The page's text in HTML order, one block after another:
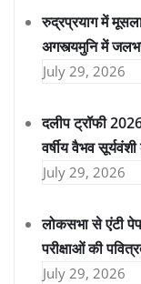
रुद्रप्रयाग में
अगस्त्यमुनि में
July 29, 2026
दलीप ट्रॉफी
वर्षीय वैभव
July 29, 2026
लोकसभा से एंटी
परीक्षाओं की
July 29, 2026